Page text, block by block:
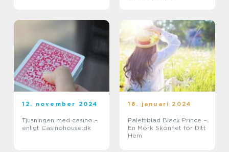
12. november 2024
Tjusningen med casino –
enligt Casinohouse.dk
18. januari 2024
Palettblad Black Prince –
En Mörk Skönhet för Ditt
Hem